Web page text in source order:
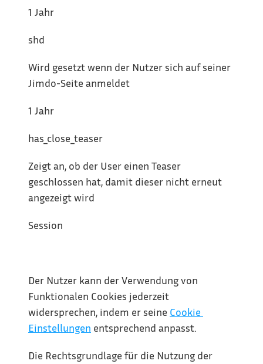
1 Jahr
shd
Wird gesetzt wenn der Nutzer sich auf seiner
Jimdo-Seite anmeldet
1 Jahr
has_close_teaser
Zeigt an, ob der User einen Teaser
geschlossen hat, damit dieser nicht erneut
angezeigt wird
Session
Der Nutzer kann der Verwendung von
Funktionalen Cookies jederzeit
widersprechen, indem er seine Cookie
Einstellungen entsprechend anpasst.
Die Rechtsgrundlage für die Nutzung der